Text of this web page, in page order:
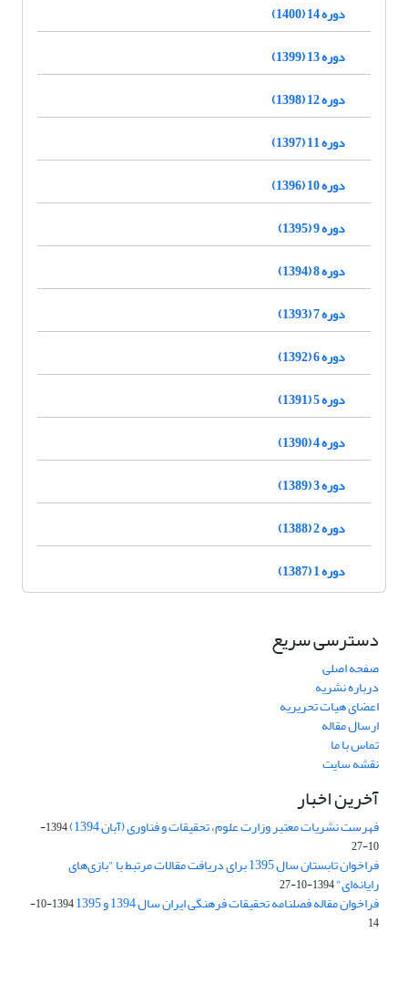
دوره 14 (1400)
دوره 13 (1399)
دوره 12 (1398)
دوره 11 (1397)
دوره 10 (1396)
دوره 9 (1395)
دوره 8 (1394)
دوره 7 (1393)
دوره 6 (1392)
دوره 5 (1391)
دوره 4 (1390)
دوره 3 (1389)
دوره 2 (1388)
دوره 1 (1387)
دسترسی سریع
صفحه اصلی
درباره نشریه
اعضای هیات تحریریه
ارسال مقاله
تماس با ما
نقشه سایت
آخرین اخبار
فهرست نشریات معتبر وزارت علوم، تحقیقات و فناوری (آبان 1394)
1394-
10-27
فراخوان تابستان سال 1395 برای دریافت مقالات مرتبط با "بازی‌های
رایانه‌ای"1394-10-27
فراخوان مقاله فصلنامه تحقیقات فرهنگی ایران سال 1394 و 1395
1394-10-
14